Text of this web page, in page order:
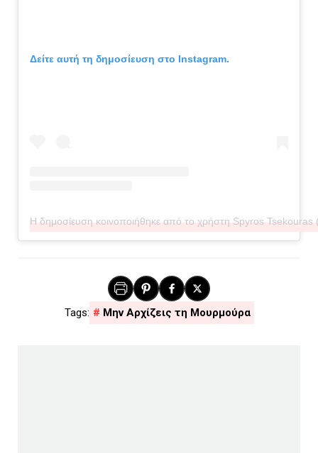
Δείτε αυτή τη δημοσίευση στο Instagram.
Η δημοσίευση κοινοποιήθηκε από το χρήστη Spyros
Μην Αρχίζεις τη Μουρμούρα